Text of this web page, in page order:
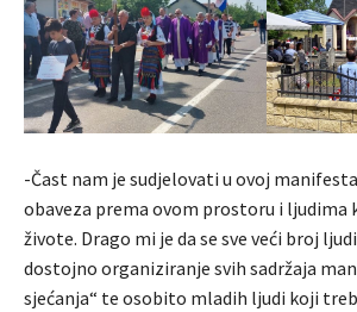
-Čast nam je sudjelovati u ovoj
obaveza prema ovom prostoru i ljudima
živote. Drago mi je da se sve veći broj
dostojno organiziranje svih sadržaja
sjećanja“ te osobito mladih ljudi koji